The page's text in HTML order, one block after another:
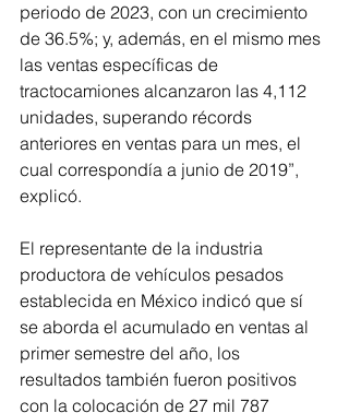
periodo de 2023, con un crecimiento
de 36.5%; y, además, en el mismo mes
las ventas específicas de
tractocamiones alcanzaron las 4,112
unidades, superando récords
anteriores en ventas para un mes, el
cual correspondía a junio de 2019”,
explicó.
El representante de la industria
productora de vehículos pesados
establecida en México indicó que sí
se aborda el acumulado en ventas al
primer semestre del año, los
resultados también fueron positivos
con la colocación de 27 mil 787